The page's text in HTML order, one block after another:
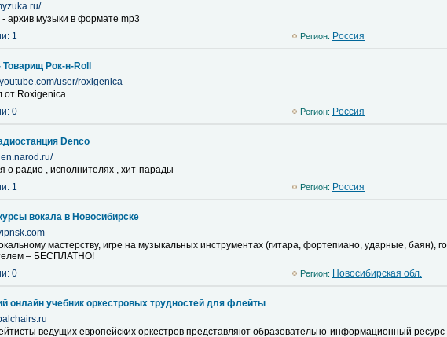
архив музыки в формате mp3
1
Регион: Pоссия
Рок-н-Roll
user/roxigenica
от Roxigenica
0
Регион: Pоссия
Denco
о радио , исполнителях , хит-парады
1
Регион: Pоссия
вокала в Новосибирске
мастерству, игре на музыкальных инструментах (гитара, фортепиано, ударные, баян),
– БЕСПЛАТНО!
0
Регион: Новосибирская обл.
онлайн учебник оркестровых трудностей для флейты
ведущих европейских оркестров представляют образовательно-информационный